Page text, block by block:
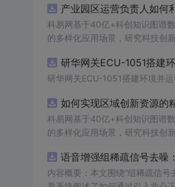
产业园区运营负责人如何
科易网基于40亿+科创知识图谱
的多样化应用场景，研究科技创
研华网关ECU-1051搭建
研华网关ECU-1051搭建环境并
如何实现区域创新资源的
科易网基于40亿+科创知识图谱
的多样化应用场景，研究科技创
语音增强组稀疏信号去噪
内容概要：本文围绕“组稀疏信